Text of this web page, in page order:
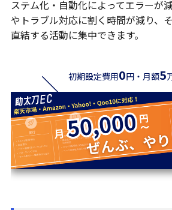
ステム化・自動化によってエラーが
やトラブル対応に割く時間が減り、
直結する活動に集中できます。
初期設定費用0円・月額5